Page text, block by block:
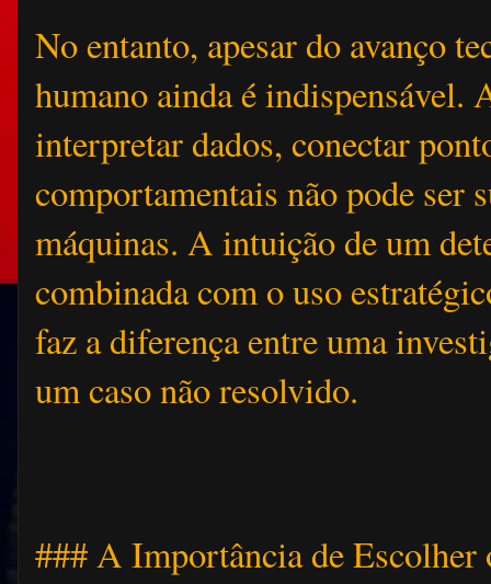
No entanto, apesar do avanço
humano ainda é indispensável.
interpretar dados, conectar
comportamentais não pode ser
máquinas. A intuição de um
combinada com o uso
faz a diferença entre uma
um caso não resolvido.
### A Importância de